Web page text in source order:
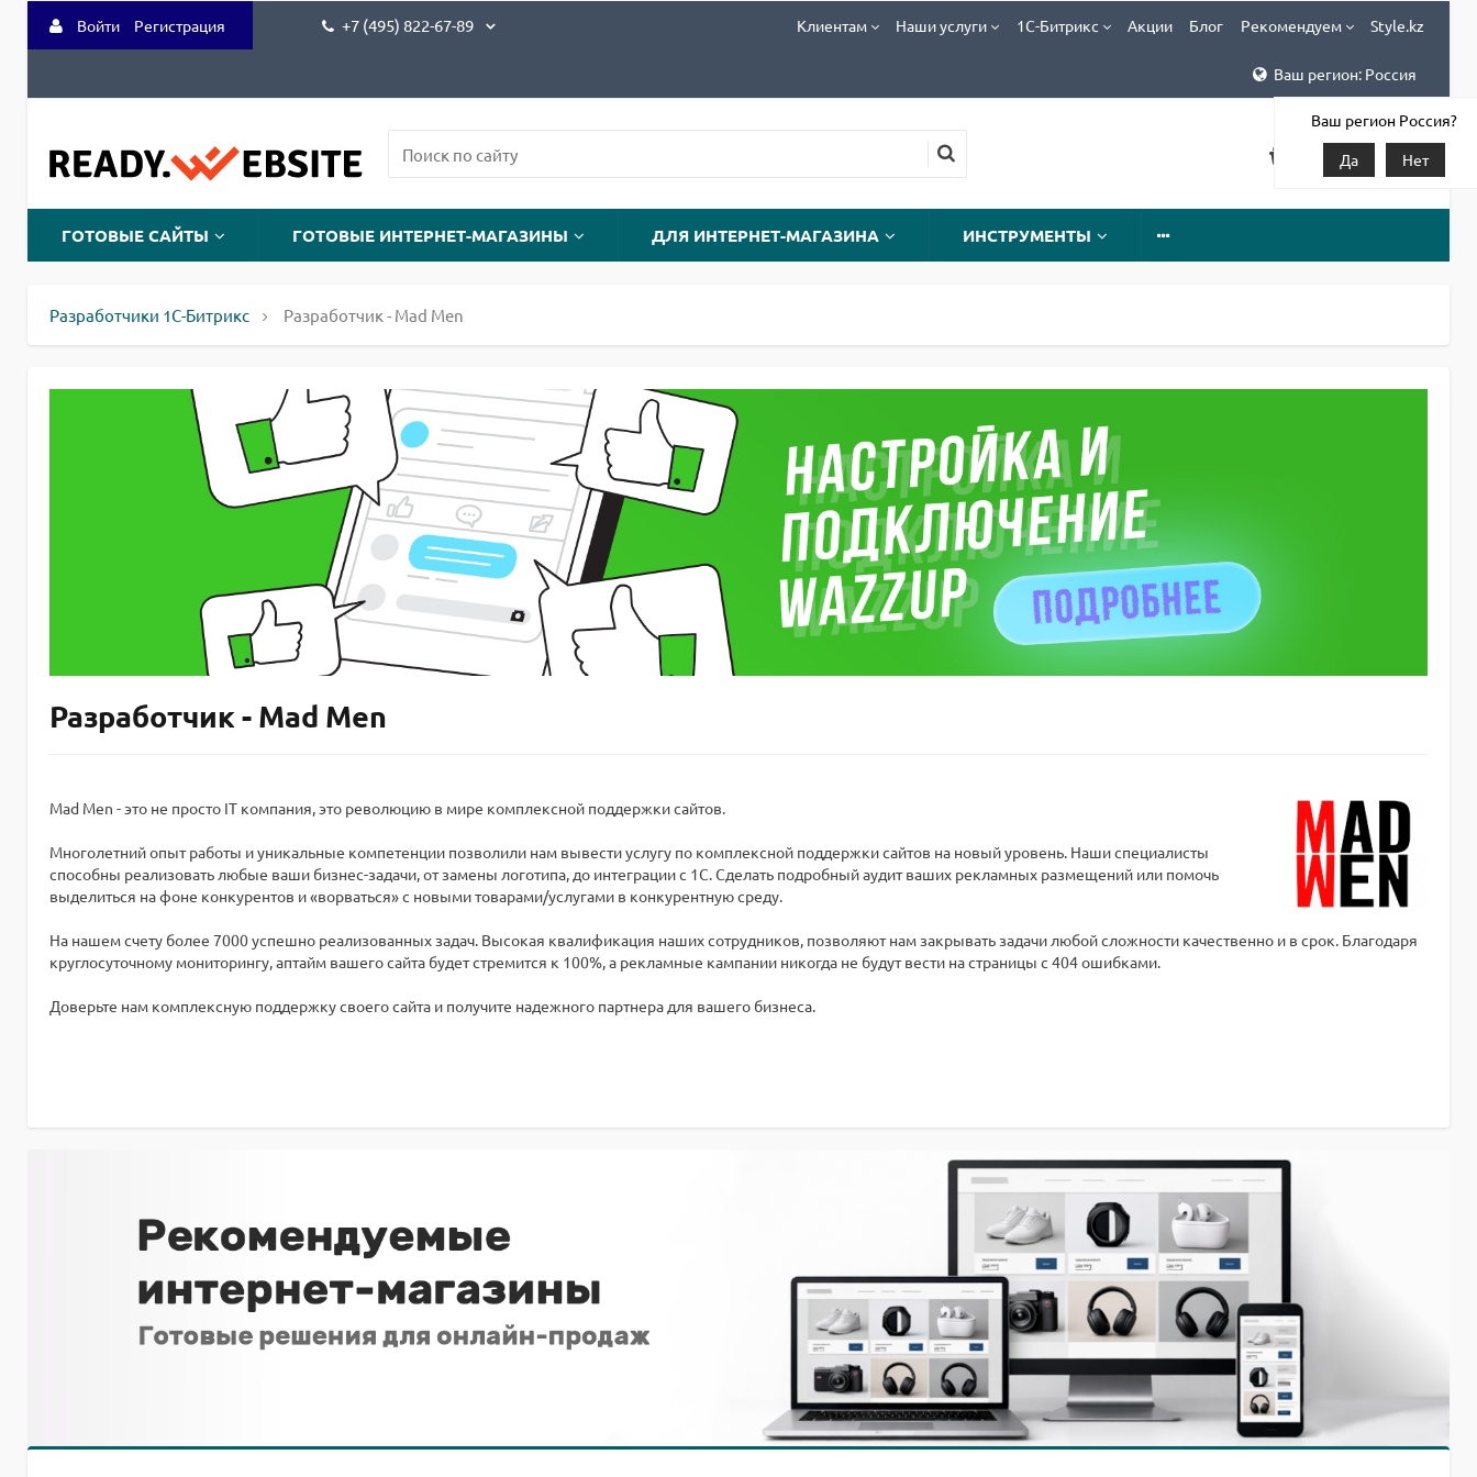
Войти Регистрация +7 (495) 822-67-89 Клиентам Наши услуги 1С-Битрикс Акции Блог Рекомендуем Style.kz
Ваш регион: Россия
Ваш регион Россия?
Да
Нет
ГОТОВЫЕ САЙТЫ ГОТОВЫЕ ИНТЕРНЕТ-МАГАЗИНЫ ДЛЯ ИНТЕРНЕТ-МАГАЗИНА ИНСТРУМЕНТЫ
Разработчики 1С-Битрикс Разработчик - Mad Men
Разработчик - Mad Men
Mad Men - это не просто IT компания, это революцию в мире комплексной поддержки сайтов.
Многолетний опыт работы и уникальные компетенции позволили нам вывести услугу по комплексной поддержки сайтов на новый уровень. Наши специалисты
способны реализовать любые ваши бизнес-задачи, от замены логотипа, до интеграции с 1С. Сделать подробный аудит ваших рекламных размещений или помочь
выделиться на фоне конкурентов и «ворваться» с новыми товарами/услугами в конкурентную среду.
На нашем счету более 7000 успешно реализованных задач. Высокая квалификация наших сотрудников, позволяют нам закрывать задачи любой сложности качественно и в срок. Благодаря
круглосуточному мониторингу, аптайм вашего сайта будет стремится к 100%, а рекламные кампании никогда не будут вести на страницы с 404 ошибками.
Доверьте нам комплексную поддержку своего сайта и получите надежного партнера для вашего бизнеса.